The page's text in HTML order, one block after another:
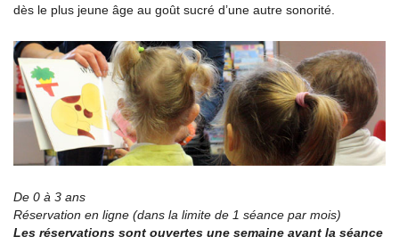
dès le plus jeune âge au goût sucré d’une autre sonorité.
De 0 à 3 ans
Réservation en ligne (dans la limite de 1 séance par mois)
Les réservations sont ouvertes une semaine avant la séance